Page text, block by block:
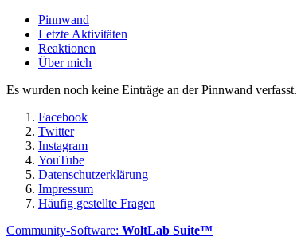
Pinnwand
Letzte Aktivitäten
Reaktionen
Über mich
Es wurden noch keine Einträge an der Pinnwand verfasst.
Facebook
Twitter
Instagram
YouTube
Datenschutzerklärung
Impressum
Häufig gestellte Fragen
Community-Software: WoltLab Suite™